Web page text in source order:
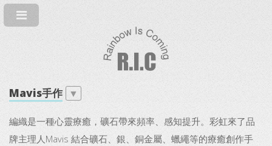
Mavis手作 ▼
編織是一種心靈療癒，礦石帶來頻率、感知提升。彩虹來了品
牌主理人Mavis 結合礦石、銀、銅金屬、蠟繩等的療癒創作手